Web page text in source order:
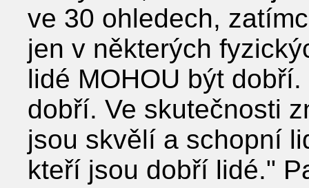
ve 30 ohledech,
jen v některých
lidé MOHOU být
dobří. Ve skutečnosti
jsou skvělí a schopní
kteří jsou dobří lidé."